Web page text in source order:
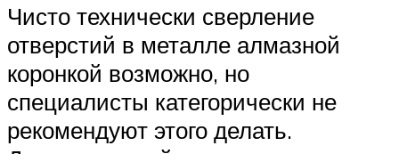
Чисто технически сверление
отверстий в металле алмазной
коронкой возможно, но
специалисты категорически не
рекомендуют этого делать.